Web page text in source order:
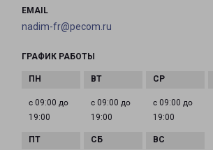
EMAIL
nadim-fr@pecom.ru
ГРАФИК РАБОТЫ
с 09:00 до
19:00
с 09:00 до
19:00
с 09:00 до
19:00